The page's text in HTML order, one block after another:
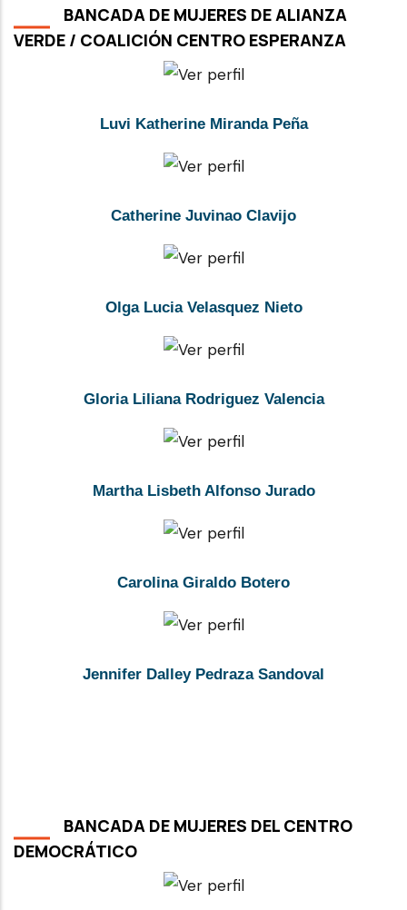
BANCADA DE MUJERES DE ALIANZA
VERDE / COALICIÓN CENTRO ESPERANZA
Luvi Katherine Miranda Peña
Catherine Juvinao Clavijo
Olga Lucia Velasquez Nieto
Gloria Liliana Rodriguez Valencia
Martha Lisbeth Alfonso Jurado
Carolina Giraldo Botero
Jennifer Dalley Pedraza Sandoval
BANCADA DE MUJERES DEL CENTRO
DEMOCRÁTICO